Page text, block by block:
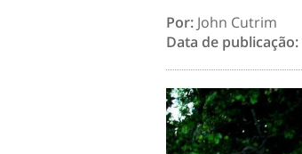
Por: John Cutrim
Data de publicação: